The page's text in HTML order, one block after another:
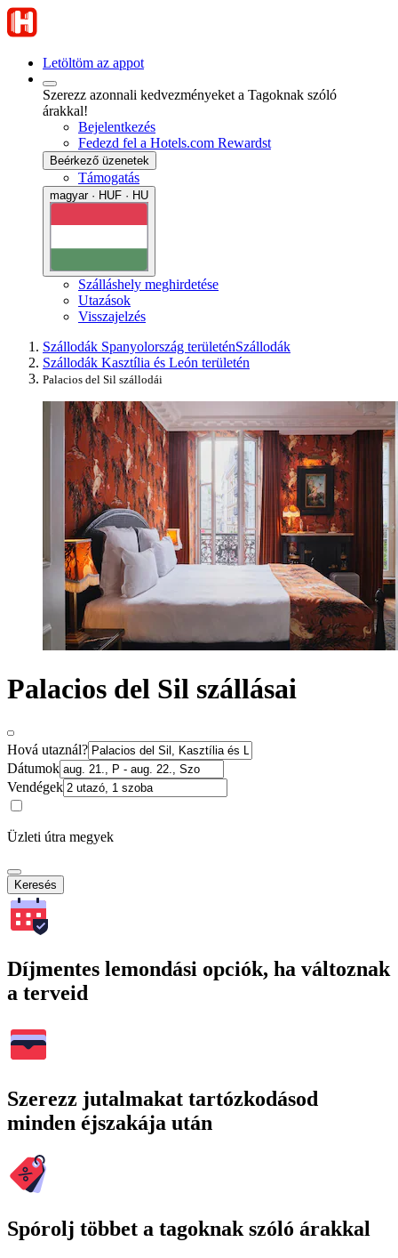
Letöltöm az appot
Szerezz azonnali kedvezményeket a Tagoknak szóló
árakkal!
Bejelentkezés
Fedezd fel a Hotels.com Rewardst
Beérkező üzenetek
Támogatás
magyar · HUF · HU
Szálláshely meghirdetése
Utazások
Visszajelzés
Szállodák Spanyolország területénSzállodák
Szállodák Kasztília és León területén
Palacios del Sil szállodái
Palacios del Sil szállásai
Hová utaznál?
Dátumok
Vendégek
Üzleti útra megyek
Keresés
Díjmentes lemondási opciók, ha változnak
a terveid
Szerezz jutalmakat tartózkodásod
minden éjszakája után
Spórolj többet a tagoknak szóló árakkal